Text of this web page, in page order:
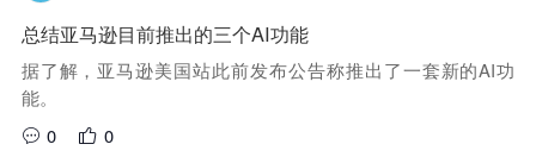
总结亚马逊目前推出的三个AI功能
据了解，亚马逊美国站此前发布公告称推出了一套新的AI功
能。
0
0